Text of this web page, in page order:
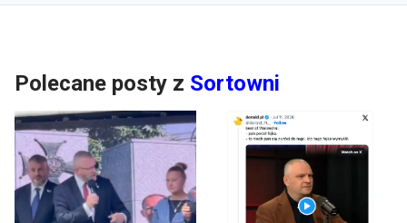
Polecane posty z Sortowni